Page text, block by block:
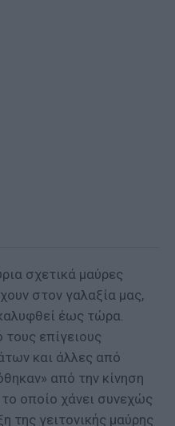
σχετικά μαύρες
στον γαλαξία μας,
έως τώρα.
επίγειους
και άλλες από
από την κίνηση
οποίο χάνει συνεχώς
της γειτονικής μαύρης